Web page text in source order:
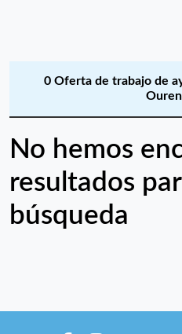
0 Oferta de trabajo de
No hemos
resultados
búsqueda